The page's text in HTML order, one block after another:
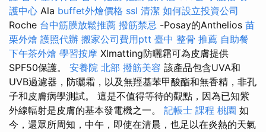
護中心 Ala buffet外燴價格 ssl 清潔 如何設立投資公司
Roche 台中筋膜放鬆推薦 撥筋禁忌 -Posay的Anthelios 苗
栗外燴 護照代辦 搬家公司費用ptt 臺中 整骨 推薦 自助餐
下午茶外燴 學習按摩 Xlmatting防曬霜可為皮膚提供
SPF50保護。 安養院 北部 撥筋美容 該產品包含UVA和
UVB過濾器，防曬霜，以及無羥基苯甲酸酯和無香精，非孔
子和皮膚病學測試。 這是不值得等待的觀點，因為已知紫
外線輻射是皮膚的基本發電機之一。 記帳士 課程 桃園 如
今，還眾所周知，中午，即使在清晨，也足以在炎熱的天氣